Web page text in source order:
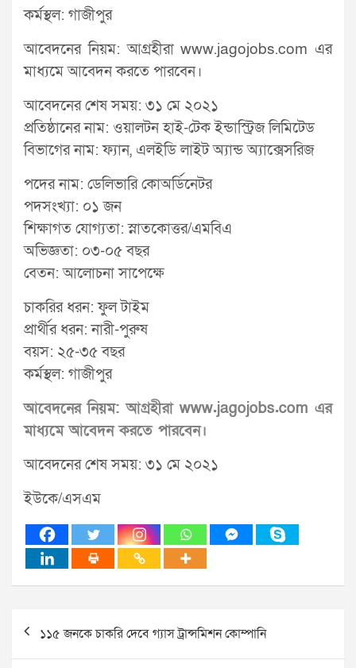
কর্মস্থল: গাজীপুর
আবেদনের নিয়ম: আগ্রহীরা www.jagojobs.com এর
মাধ্যমে আবেদন করতে পারবেন।
আবেদনের শেষ সময়: ৩১ মে ২০২১
প্রতিষ্ঠানের নাম: ওয়ালটন হাই-টেক ইন্ডাস্ট্রিজ লিমিটেড
বিভাগের নাম: ফ্যান, এলইডি লাইট অ্যান্ড অ্যাক্সেসরিজ
পদের নাম: ডেলিভারি কোঅর্ডিনেটর
পদসংখ্যা: ০১ জন
শিক্ষাগত যোগ্যতা: স্নাতকোত্তর/এমবিএ
অভিজ্ঞতা: ০৩-০৫ বছর
বেতন: আলোচনা সাপেক্ষে
চাকরির ধরন: ফুল টাইম
প্রার্থীর ধরন: নারী-পুরুষ
বয়স: ২৫-৩৫ বছর
কর্মস্থল: গাজীপুর
আবেদনের নিয়ম: আগ্রহীরা www.jagojobs.com এর
মাধ্যমে আবেদন করতে পারবেন।
আবেদনের শেষ সময়: ৩১ মে ২০২১
ইউকে/এসএম
Post
navigation
১১৫ জনকে চাকরি দেবে গ্যাস ট্রান্সমিশন কোম্পানি